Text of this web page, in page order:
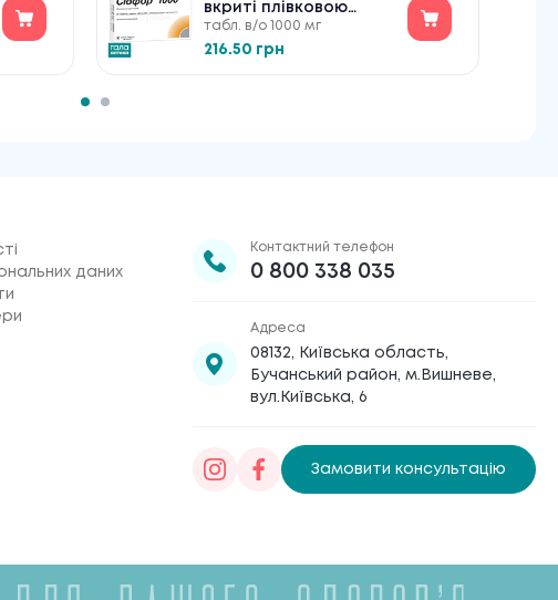
вкриті плівковою
оболонкою по 1000 мг
№30
табл. в/о 1000 мг
216.50 грн
даних
Контактний телефон
0 800 338 035
Адреса
08132, Київська область,
Бучанський район, м.Вишневе,
вул.Київська, 6
Замовити консультацію